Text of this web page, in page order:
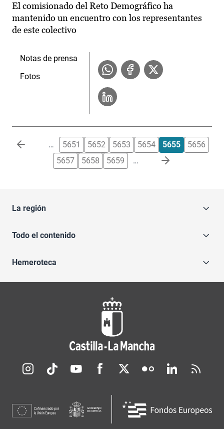
El comisionado del Reto Demográfico ha
mantenido un encuentro con los representantes
de este colectivo
Notas de prensa
Fotos
Paginación … 5651 5652 5653 5654 5655
5656
5657
5658 5659 …
La región
Todo el contenido
Hemeroteca
Redes sociales JCCM